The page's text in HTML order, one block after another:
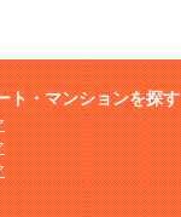
ト・マンションを探す